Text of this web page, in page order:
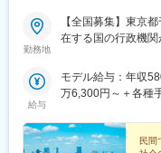
勤務地
【全国募集】東京
在する国の行政機関
（北海道・東北・
省： 本省区分／国
分／地方整備局管内
象衛星センター、管
給与
モデル給与：年収
万6,300円～＋各種
程度の経験年数を
考慮して決定します
民間